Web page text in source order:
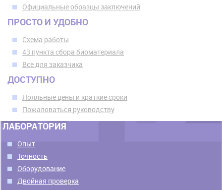
Официальные образцы заключений
ПРОСТО И УДОБНО
Схема работы
43 пункта сбора биоматериала
Все для заказчика
ДОСТУПНО
Лояльные цены и краткие сроки
Пожаловаться руководству
ЛАБОРАТОРИЯ
Опыт
Точность
Оборудование
Двойная проверка